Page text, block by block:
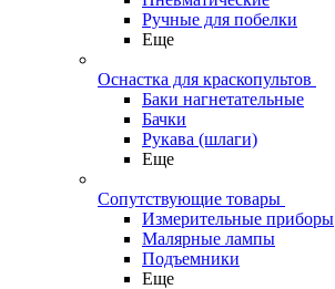
Ручные для побелки
Еще
Оснастка для краскопультов
Баки нагнетательные
Бачки
Рукава (шлаги)
Еще
Сопутствующие товары
Измерительные приборы
Малярные лампы
Подъемники
Еще